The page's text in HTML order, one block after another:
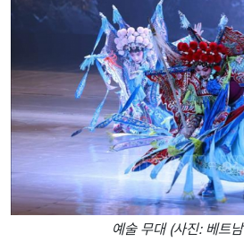
예술 무대 (사진: 베트